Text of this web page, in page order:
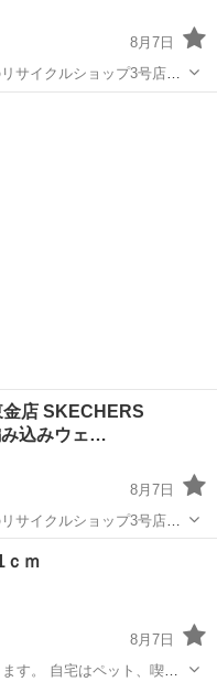
8月7日
サイクルショップ3号店が
金店 SKECHERS
み込みウェ…
8月7日
サイクルショップ3号店が
ｃｍ
8月7日
、喫煙